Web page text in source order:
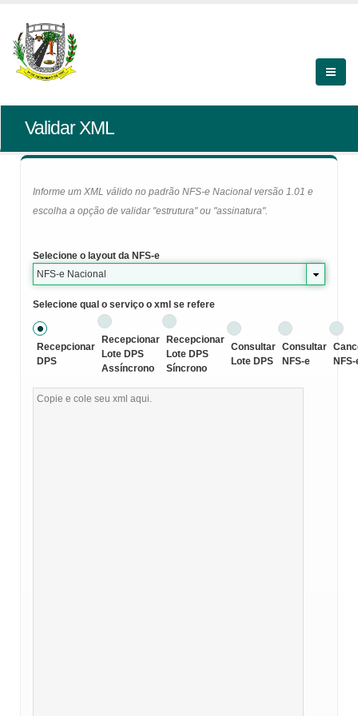
Validar XML
Informe um XML válido no padrão NFS-e Nacional versão 1.01 e
escolha a opção de validar "estrutura" ou "assinatura".
Selecione o layout da NFS-e
NFS-e Nacional
Selecione qual o serviço o xml se refere
Recepcionar
DPS
Recepcionar
Lote DPS
Assíncrono
Recepcionar
Lote DPS
Síncrono
Consultar
Lote DPS
Consultar
NFS-e
NFS-